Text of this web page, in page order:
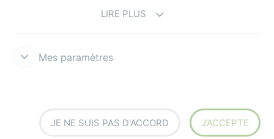
LIRE PLUS
Mes paramètres
JE NE SUIS PAS D'ACCORD J’ACCEPTE